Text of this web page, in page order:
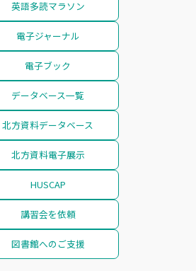
英語多読マラソン
電子ジャーナル
電子ブック
データベース一覧
北方資料データベース
北方資料電子展示
HUSCAP
講習会を依頼
図書館へのご支援